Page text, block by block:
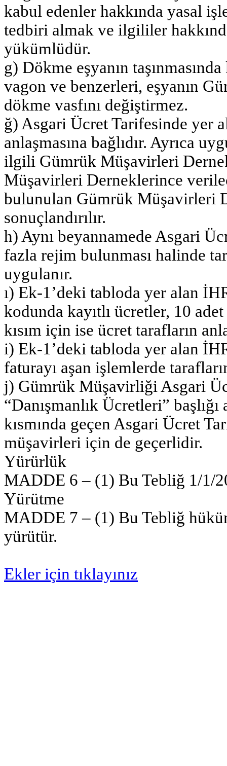
kabul edenler hakkında yasal
tedbiri almak ve ilgililer
yükümlüdür.
g) Dökme eşyanın
vagon ve benzerleri, eşyanın
dökme vasfını değiştirmez.
ğ) Asgari Ücret Tarifesinde yer
anlaşmasına bağlıdır. Ayrıca
ilgili Gümrük Müşavirleri
Müşavirleri Derneklerince
bulunulan Gümrük Müşavirleri
sonuçlandırılır.
h) Aynı beyannamede Asgari
fazla rejim bulunması halinde
uygulanır.
ı) Ek-1’deki tabloda yer alan
kodunda kayıtlı ücretler, 10
kısım için ise ücret tarafların
i) Ek-1’deki tabloda yer alan
faturayı aşan işlemlerde
j) Gümrük Müşavirliği Asgari
“Danışmanlık Ücretleri”
kısmında geçen Asgari Ücret
müşavirleri için de geçerlidir.
Yürürlük
MADDE 6 – (1) Bu Tebliğ 1/1/
Yürütme
MADDE 7 – (1) Bu Tebliğ
yürütür.
Ekler için tıklayınız